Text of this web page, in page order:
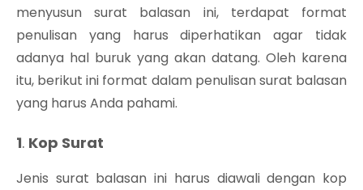
menyusun surat balasan ini, terdapat format
penulisan yang harus diperhatikan agar tidak
adanya hal buruk yang akan datang. Oleh karena
itu, berikut ini format dalam penulisan surat balasan
yang harus Anda pahami.
1. Kop Surat
Jenis surat balasan ini harus diawali dengan kop